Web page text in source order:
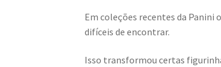
Em coleções recentes da
difíceis de encontrar.
Isso transformou certas